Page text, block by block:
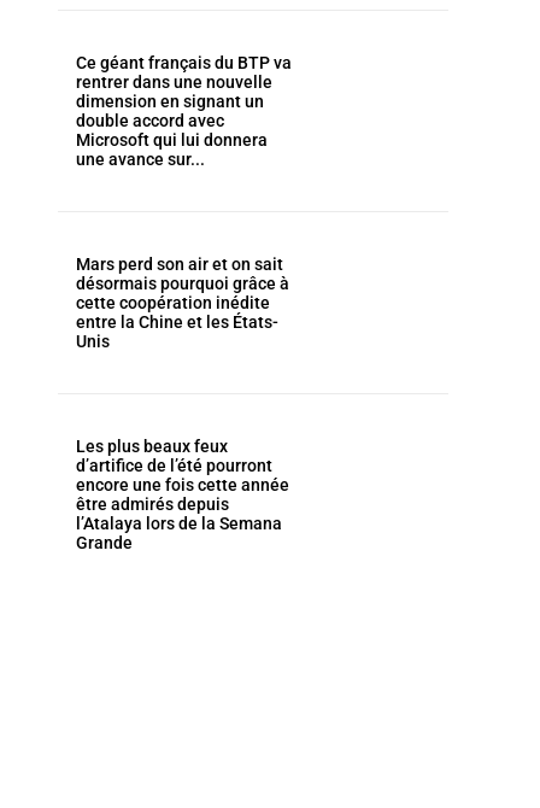
Ce géant français du BTP va
rentrer dans une nouvelle
dimension en signant un
double accord avec
Microsoft qui lui donnera
une avance sur...
Mars perd son air et on sait
désormais pourquoi grâce à
cette coopération inédite
entre la Chine et les États-
Unis
Les plus beaux feux
d’artifice de l’été pourront
encore une fois cette année
être admirés depuis
l’Atalaya lors de la Semana
Grande